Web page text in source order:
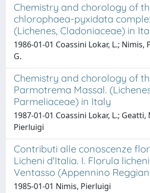
Chemistry and chorology of
chlorophaea-pyxidata
(Lichenes, Cladoniaceae) in
1986-01-01 Coassini Lokar, L.; Nimis,
G.
Chemistry and chorology of
Parmotrema Massal.
Parmeliaceae) in Italy
1987-01-01 Coassini Lokar, L.; Geatti,
Pierluigi
Contributi alle conoscenze
Licheni d'Italia. I. Florula
Ventasso (Appennino
1985-01-01 Nimis, Pierluigi